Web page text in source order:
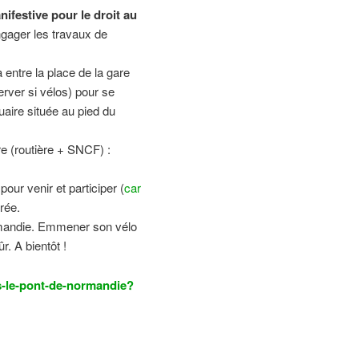
pour le droit au
les travaux de
entre la place de la gare
si vélos) pour se
située au pied du
(routière + SNCF) :
venir et participer (car
Emmener son vélo
A bientôt !
le-pont-de-normandie?